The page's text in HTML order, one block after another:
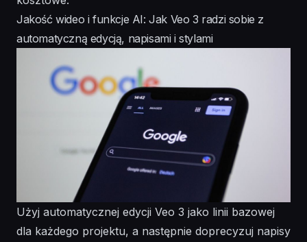
Jakość wideo i funkcje AI: Jak Veo 3 radzi sobie z
automatyczną edycją, napisami i stylami
Użyj automatycznej edycji Veo 3 jako linii bazowej
dla każdego projektu, a następnie doprecyzuj napisy